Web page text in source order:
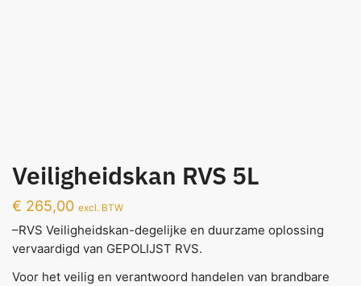
Veiligheidskan RVS 5L
€ 265,00 excl. BTW
–RVS Veiligheidskan-degelijke en duurzame oplossing
vervaardigd van GEPOLIJST RVS.
Voor het veilig en verantwoord handelen van brandbare